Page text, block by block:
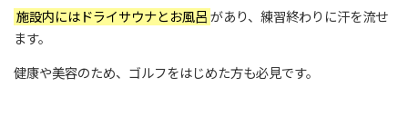
施設内にはドライサウナとお風呂 があり、練習終わりに汗を流せ
ます。
健康や美容のため、ゴルフをはじめた方も必見です。